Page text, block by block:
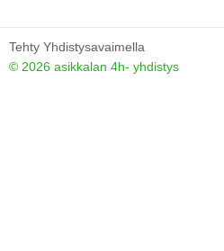
Tehty Yhdistysavaimella
© 2026 asikkalan 4h- yhdistys